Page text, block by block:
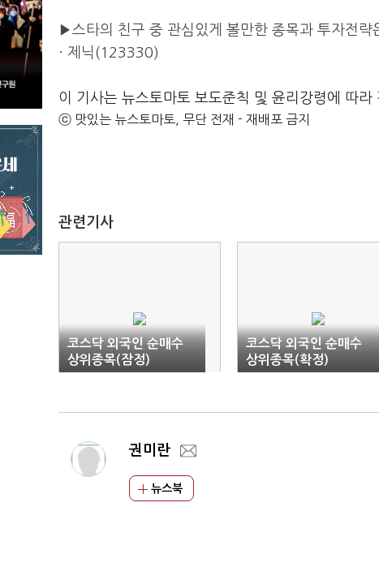
▶스타의 친구 중 관심있게 볼만한 종목과 투자전략
· 제닉(123330)
이 기사는 뉴스토마토 보도준칙 및 윤리강령에 따
ⓒ 맛있는 뉴스토마토, 무단 전재 - 재배포 금지
관련기사
코스닥 외국인 순매수
상위종목(잠정)
코스닥 외국인 순매수
상위종목(확정)
권미란
뉴스북